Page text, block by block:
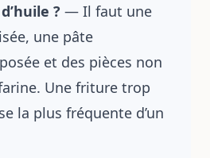
? — Il faut une
une pâte
et des pièces non
Une friture trop
la plus fréquente d’un